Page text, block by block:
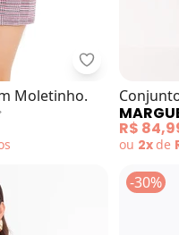
Marguerite -
Moletinho.
R$
ou 2xde
-30%